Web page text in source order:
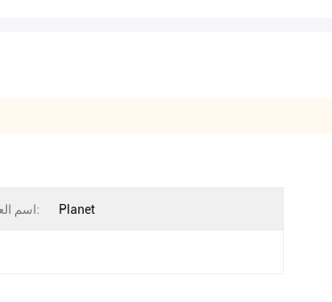
اسم العلامة التجارية: Planet